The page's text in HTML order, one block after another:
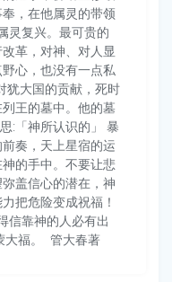
，在他属灵的带领
灵复兴。最可贵的
革，对神、对人显
心，也没有一点私
犹大国的贡献，死时
王的墓中。他的墓
:「神所认识的」 暴
奏，天上星宿的运
的手中。不要让悲
盖信心的潜在，神
把危险变成祝福！
信靠神的人必有出
大福。 ​​​ 管大春著